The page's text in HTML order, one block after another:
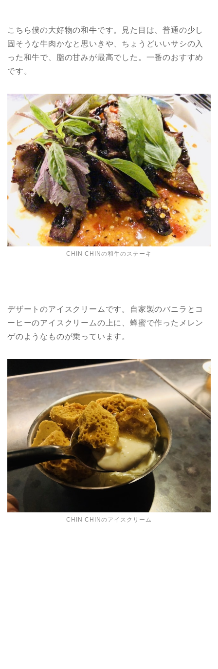
こちら僕の大好物の和牛です。見た目は、普通の少し
固そうな牛肉かなと思いきや、ちょうどいいサシの入
った和牛で、脂の甘みが最高でした。一番のおすすめ
です。
CHIN CHINの和牛のステーキ
デザートのアイスクリームです。自家製のバニラとコ
ーヒーのアイスクリームの上に、蜂蜜で作ったメレン
ゲのようなものが乗っています。
CHIN CHINのアイスクリーム